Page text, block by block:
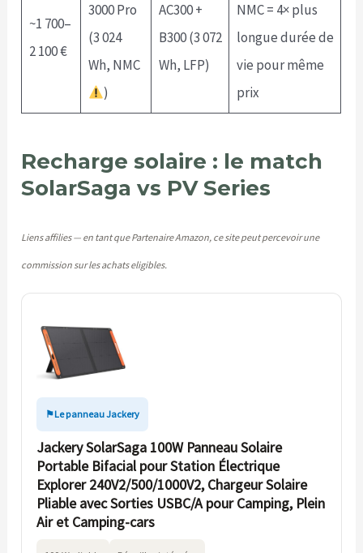
~1 700–
2 100 €
3000 Pro
(3 024
Wh, NMC
)
AC300 +
B300 (3 072
Wh, LFP)
NMC = 4× plus
longue durée de
vie pour même
prix
Recharge solaire : le match
SolarSaga vs PV Series
Liens affilies — en tant que Partenaire Amazon, ce site peut percevoir une
commission sur les achats eligibles.
Le panneau Jackery
Jackery SolarSaga 100W Panneau Solaire
Portable Bifacial pour Station Électrique
Explorer 240V2/500/1000V2, Chargeur Solaire
Pliable avec Sorties USBC/A pour Camping, Plein
Air et Camping-cars